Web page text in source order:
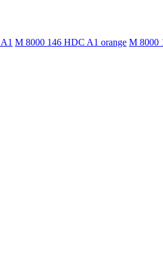
M 8000 146 HDC A1 orange M 8000